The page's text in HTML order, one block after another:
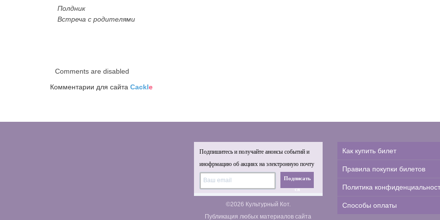
Полдник
Встреча с родителями
Comments are disabled
Комментарии для сайта Cackle
Подпишитесь и получайте анонсы событий и
инофрмацию об акциях на электронную почту
Подписать
ся
©2026 Культурный Кот.
Публикация любых материалов сайта
Как купить билет
Правила покупки билетов
Политика
Способы оплаты